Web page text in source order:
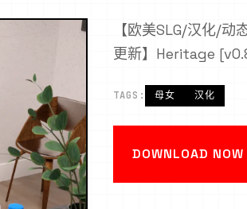
【欧美SLG/汉化/
更新】Heritage
TAGS: 母女 汉化
DOWNLOAD NOW